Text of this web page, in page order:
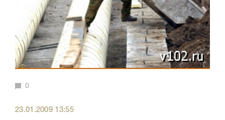
0
23.01.2009 13:55